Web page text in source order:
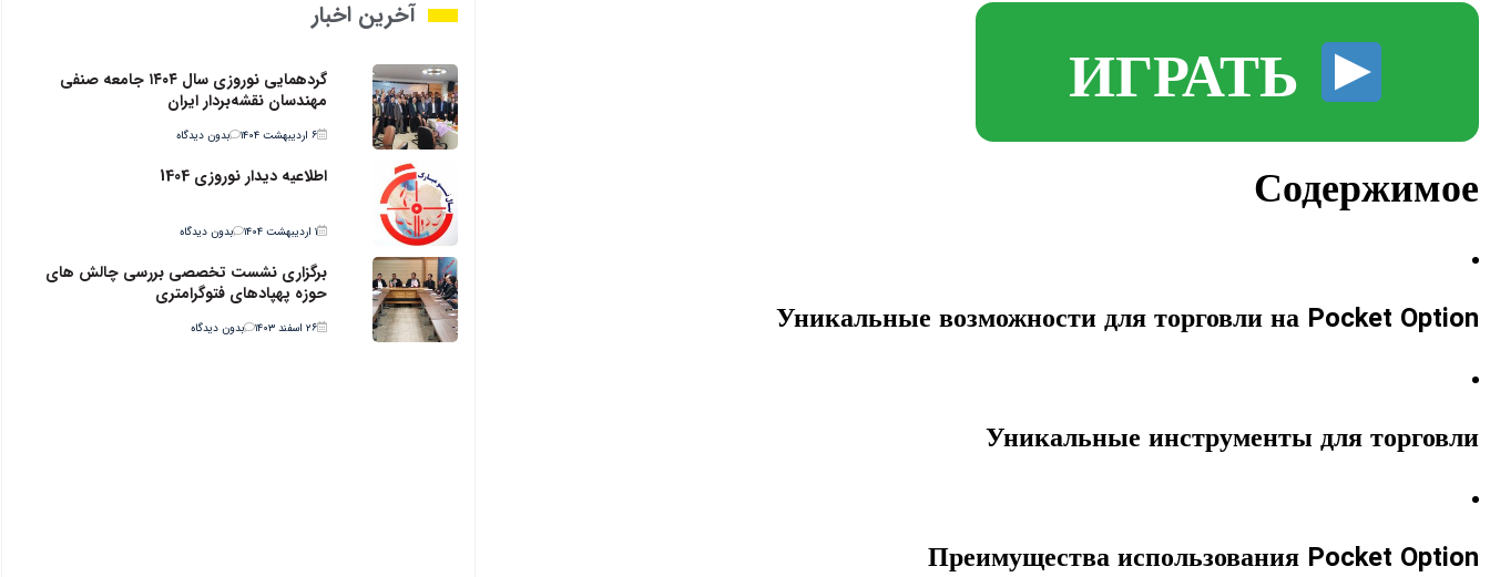
Содержимое
Уникальные возможности для торговли на Pocket Option
Уникальные инструменты для торговли
Преимущества использования Pocket Option
آخرین اخبار
گردهمایی نوروزی سال ۱۴۰۴ جامعه صنفی
مهندسان نقشه‌بردار ایران
۶ اردیبهشت ۱۴۰۴ بدون دیدگاه
اطلاعیه دیدار نوروزی 1404
۱ اردیبهشت ۱۴۰۴ بدون دیدگاه
برگزاری نشست تخصصی بررسی چالش های
حوزه پهپادهای فتوگرامتری
۲۶ اسفند ۱۴۰۳ بدون دیدگاه